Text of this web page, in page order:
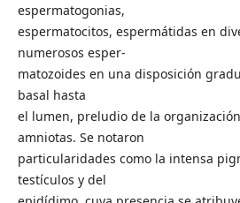
espermatogonias,
espermatocitos, espermátidas en
numerosos esper-
matozoides en una disposición
basal hasta
el lumen, preludio de la
amniotas. Se notaron
particularidades como la intensa
testículos y del